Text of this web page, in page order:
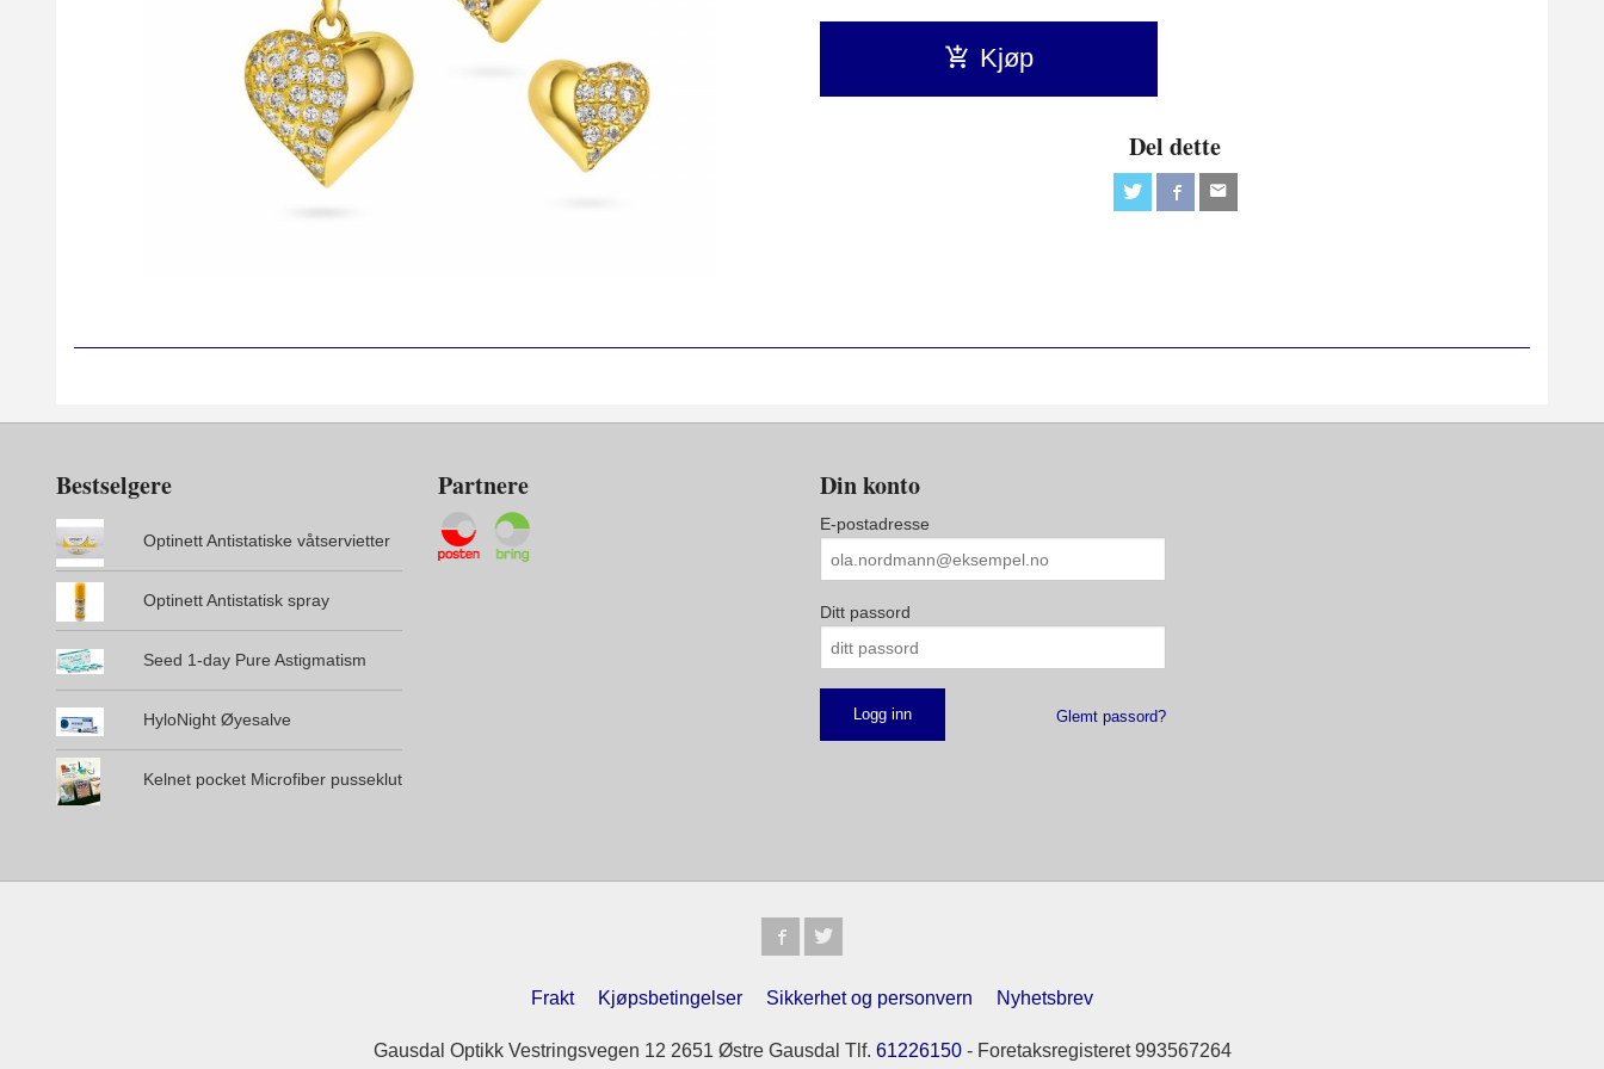
Kjøp
Del dette
Bestselgere
Optinett Antistatiske våtservietter
Optinett Antistatisk spray
Seed 1-day Pure Astigmatism
HyloNight Øyesalve
Kelnet pocket Microfiber pusseklut
Partnere Din konto
E-postadresse
Ditt passord
Glemt passord?
Frakt Kjøpsbetingelser Sikkerhet og personvern Nyhetsbrev
Gausdal Optikk Vestringsvegen 12 2651 Østre Gausdal Tlf. 61226150- Foretaksregisteret 993567264